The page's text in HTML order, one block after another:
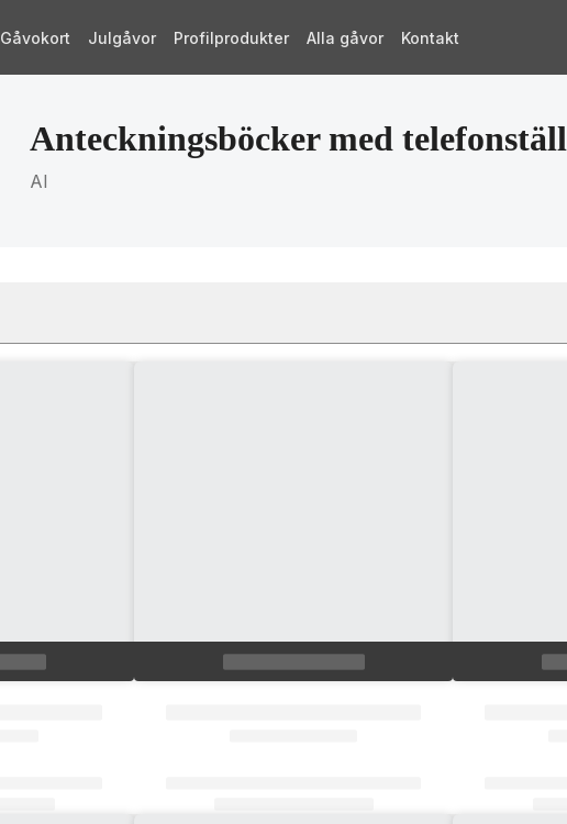
Gåvokort Julgåvor Profilprodukter Alla gåvor Kontakt
Anteckningsböcker med telefonställ
AI